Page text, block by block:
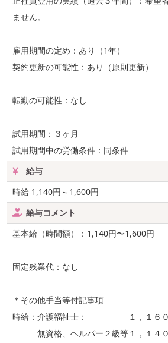
ません。
雇用期間の定め：あり（1年）
契約更新の可能性：あり（原則更新）
転勤の可能性：なし
試用期間：３ヶ月
試用期間中の労働条件：同条件
給与
時給 1,140円～1,600円
給与コメント
基本給（時間額）：1,140円〜1,600円
固定残業代：なし
＊その他手当等付記事項
時給：介護福祉士： １，１６０
無資格、ヘルパー２級等１，１４